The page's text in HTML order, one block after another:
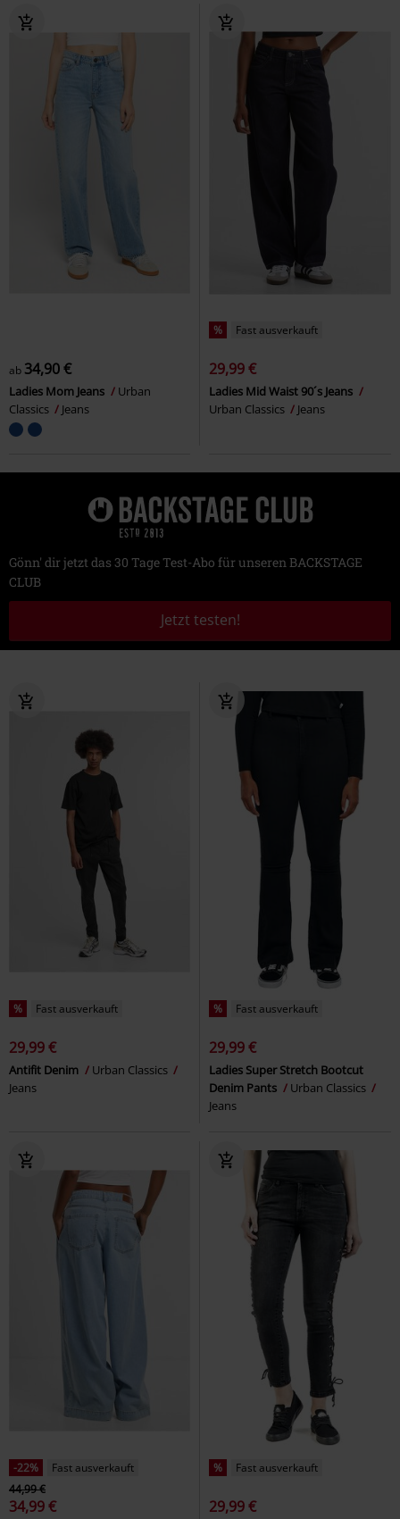
ab 34,90 €
Ladies Mom Jeans
Urban
Classics
Jeans
% Fast ausverkauft
29,99 €
Ladies Mid Waist 90´s Jeans
Urban Classics
Jeans
Gönn' dir jetzt das 30 Tage Test-Abo für unseren BACKSTAGE
CLUB
Jetzt testen!
% Fast ausverkauft
29,99 €
Antifit Denim
Urban Classics
Jeans
% Fast ausverkauft
29,99 €
Ladies Super Stretch Bootcut
Denim Pants
Urban Classics
Jeans
-22%
Fast ausverkauft
44,99 €
34,99 €
% Fast ausverkauft
29,99 €